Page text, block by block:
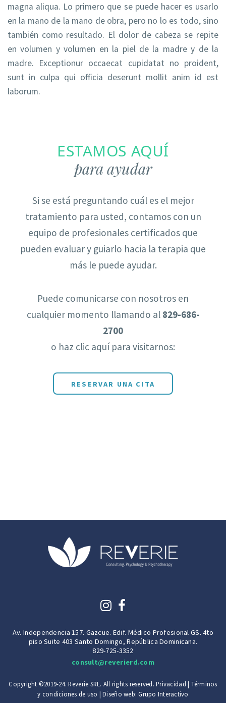
magna aliqua. Lo primero que se puede hacer es usarlo
en la mano de la mano de obra, pero no lo es todo, sino
también como resultado. El dolor de cabeza se repite
en volumen y volumen en la piel de la madre y de la
madre. Exceptionur occaecat cupidatat no proident,
sunt in culpa qui officia deserunt mollit anim id est
laborum.
ESTAMOS AQUÍ
para ayudar
Si se está preguntando cuál es el mejor
tratamiento para usted, contamos con un
equipo de profesionales certificados que
pueden evaluar y guiarlo hacia la terapia que
más le puede ayudar.
Puede comunicarse con nosotros en
cualquier momento llamando al 829-686-
2700
o haz clic aquí para visitarnos:
RESERVAR UNA CITA
Av. Independencia 157. Gazcue. Edif. Médico Profesional GS. 4to
piso Suite 403 Santo Domingo, República Dominicana.
829-725-3352
consult@reverierd.com
Copyright ©2019-24. Reverie SRL. All rights reserved.Privacidad | Términos
y condiciones de uso | Diseño web:Grupo Interactivo